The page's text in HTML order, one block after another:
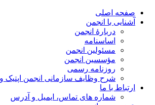
صفحه اصلی
آشنایی با انجمن
دربارۀ انجمن
اساسنامه
مسئولین انجمن
مؤسسین انجمن
روزنامه رسمی
شرح وظایف سازمانی انجمن اپتیک و
ارتباط با ما
شماره های تماس، ایمیل و آدرس